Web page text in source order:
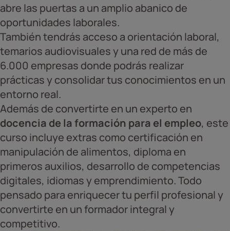
abre las puertas a un amplio abanico de
oportunidades laborales.
También tendrás acceso a orientación laboral,
temarios audiovisuales y una red de más de
6.000 empresas donde podrás realizar
prácticas y consolidar tus conocimientos en un
entorno real.
Además de convertirte en un experto en
docencia de la formación para el empleo, este
curso incluye extras como certificación en
manipulación de alimentos, diploma en
primeros auxilios, desarrollo de competencias
digitales, idiomas y emprendimiento. Todo
pensado para enriquecer tu perfil profesional y
convertirte en un formador integral y
competitivo.